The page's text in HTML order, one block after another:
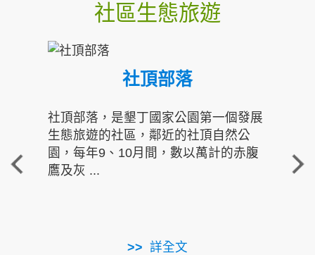
社區生態旅遊
社頂部落
社頂部落，是墾丁國家公園第一個發展
生態旅遊的社區，鄰近的社頂自然公
園，每年9、10月間，數以萬計的赤腹
鷹及灰 ...
詳全文
重
走進